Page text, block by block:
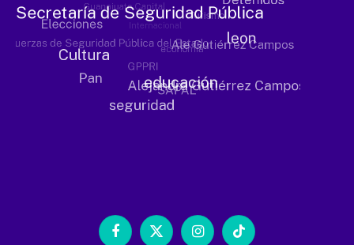
Facebook
X InstagramTikTok